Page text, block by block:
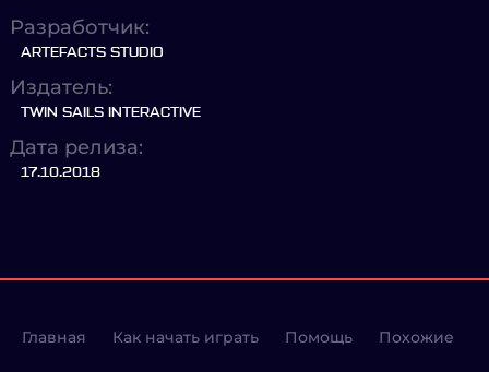
Разработчик:
ARTEFACTS STUDIO
Издатель:
TWIN SAILS INTERACTIVE
Дата релиза:
17.10.2018
Главная Как начать играть Помощь Похожие